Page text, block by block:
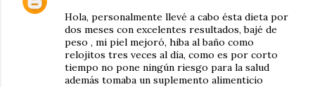
Hola, personalmente llevé a cabo ésta dieta por
dos meses con excelentes resultados, bajé de
peso , mi piel mejoró, hiba al baño como
relojitos tres veces al día, como es por corto
tiempo no pone ningún riesgo para la salud
además tomaba un suplemento alimenticio